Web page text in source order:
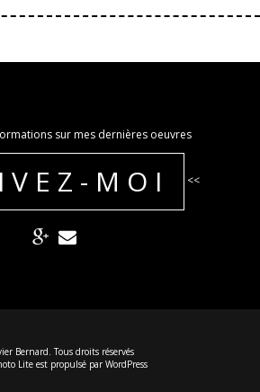
sur mes dernières oeuvres
MOI <<
Bernard. Tous droits réservés
Liteest propulsé par WordPress